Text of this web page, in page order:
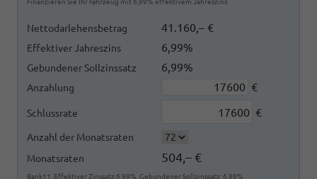
Finanzieren Sie Ihr Fahrzeug mit 6,99% effektivem Jahreszins
Nettodarlehensbetrag 41.160,– €
Effektiver Jahreszins 6,99%
Gebundener Sollzinssatz 6,99%
Anzahlung €
Schlussrate €
Anzahl der Monatsraten
Monatsraten
504,– €
Bank11. Effektiver Zinssatz:6,99%, Gebundener Sollzinssatz: 6,99%